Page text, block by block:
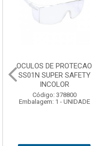
OCULOS DE PROTECAO
SS01N SUPER SAFETY
INCOLOR
Código: 378800
Embalagem: 1 - UNIDADE